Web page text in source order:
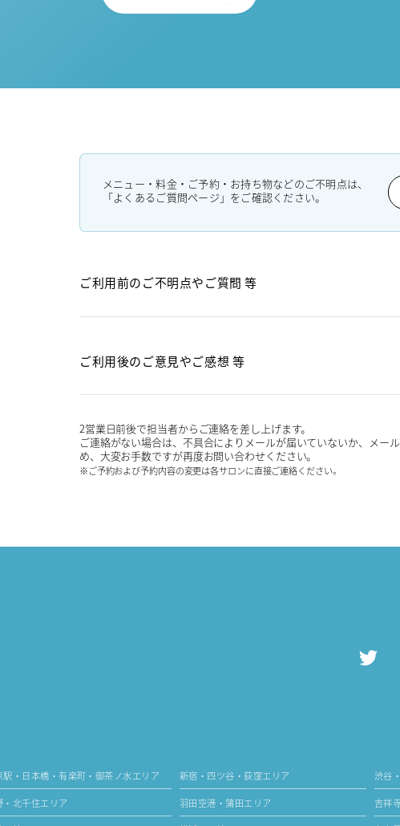
メニュー・料金・ご予約・お持ち物などのご不明点は、
「よくあるご質問ページ」をご確認ください。
ご利用前のご不明点やご質問 等
ご利用後のご意見やご感想 等
2営業日前後で担当者からご連絡を差し上げます。
ご連絡がない場合は、不具合によりメールが届いていないか、メー
め、大変お手数ですが再度お問い合わせください。
※ご予約および予約内容の変更は各サロンに直接ご連絡ください。
駅・日本橋・有楽町・御茶ノ水エリア 新宿・四ツ谷・荻窪エリア 渋谷
・北千住エリア 羽田空港・蒲田エリア 吉祥